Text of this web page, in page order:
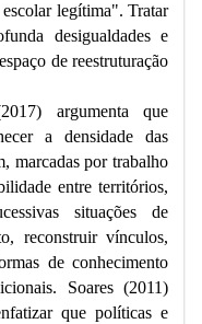
legítima". Tratar
desigualdades e
de reestruturação
argumenta que
a densidade das
marcadas por trabalho
entre territórios,
situações de
reconstruir vínculos,
de conhecimento
Soares (2011)
que políticas e